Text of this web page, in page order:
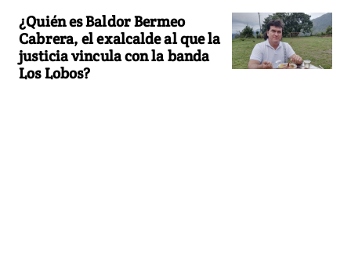
¿Quién es Baldor Bermeo
Cabrera, el exalcalde al que la
justicia vincula con la banda
Los Lobos?